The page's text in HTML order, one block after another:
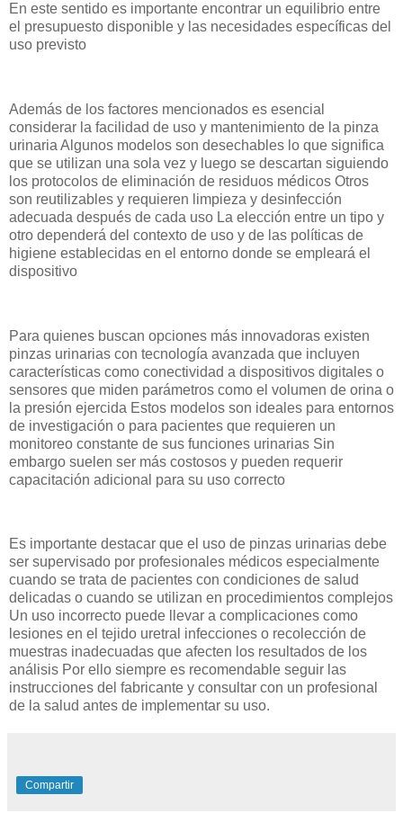
En este sentido es importante encontrar un equilibrio entre
el presupuesto disponible y las necesidades específicas del
uso previsto
Además de los factores mencionados es esencial
considerar la facilidad de uso y mantenimiento de la pinza
urinaria Algunos modelos son desechables lo que significa
que se utilizan una sola vez y luego se descartan siguiendo
los protocolos de eliminación de residuos médicos Otros
son reutilizables y requieren limpieza y desinfección
adecuada después de cada uso La elección entre un tipo y
otro dependerá del contexto de uso y de las políticas de
higiene establecidas en el entorno donde se empleará el
dispositivo
Para quienes buscan opciones más innovadoras existen
pinzas urinarias con tecnología avanzada que incluyen
características como conectividad a dispositivos digitales o
sensores que miden parámetros como el volumen de orina o
la presión ejercida Estos modelos son ideales para entornos
de investigación o para pacientes que requieren un
monitoreo constante de sus funciones urinarias Sin
embargo suelen ser más costosos y pueden requerir
capacitación adicional para su uso correcto
Es importante destacar que el uso de pinzas urinarias debe
ser supervisado por profesionales médicos especialmente
cuando se trata de pacientes con condiciones de salud
delicadas o cuando se utilizan en procedimientos complejos
Un uso incorrecto puede llevar a complicaciones como
lesiones en el tejido uretral infecciones o recolección de
muestras inadecuadas que afecten los resultados de los
análisis Por ello siempre es recomendable seguir las
instrucciones del fabricante y consultar con un profesional
de la salud antes de implementar su uso.
Compartir